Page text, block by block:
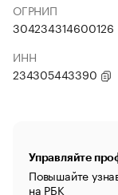
ОГРНИП
304234314600126
ИНН
234305443390
Управляйте
Повышайте
на РБК